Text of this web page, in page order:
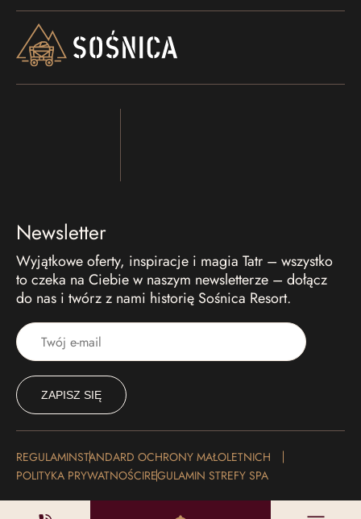
Newsletter
Wyjątkowe oferty, inspiracje i magia Tatr – wszystko
to czeka na Ciebie w naszym newsletterze – dołącz
do nas i twórz z nami historię Sośnica Resort.
REGULAMINSTANDARD OCHRONY MAŁOLETNICH
POLITYKA PRYWATNOŚCIREGULAMIN STREFY SPA